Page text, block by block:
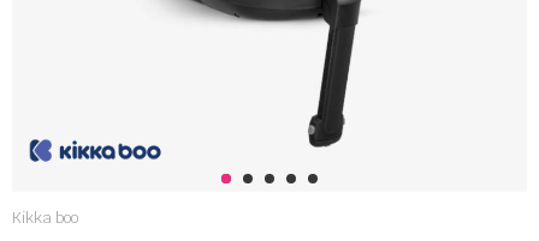
1 2 3 4 5
Kikka boo